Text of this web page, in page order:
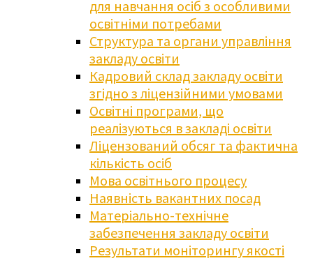
для навчання осіб з особливими
освітніми потребами
Структура та органи управління
закладу освіти
Кадровий склад закладу освіти
згідно з ліцензійними умовами
Освітні програми, що
реалізуються в закладі освіти
Ліцензований обсяг та фактична
кількість осіб
Мова освітнього процесу
Наявність вакантних посад
Матеріально-технічне
забезпечення закладу освіти
Результати моніторингу якості